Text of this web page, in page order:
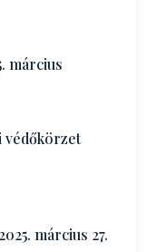
március
védőkörzet
március 27.